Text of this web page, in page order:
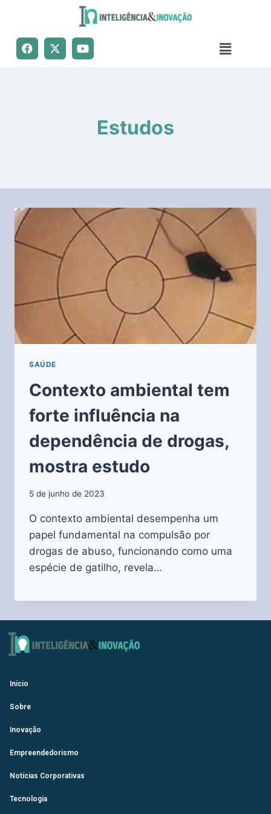
Estudos
SAÚDE
Contexto ambiental tem
forte influência na
dependência de drogas,
mostra estudo
5 de junho de 2023
O contexto ambiental desempenha um
papel fundamental na compulsão por
drogas de abuso, funcionando como uma
espécie de gatilho, revela…
Início
Sobre
Inovação
Empreendedorismo
Notícias Corporativas
Tecnologia